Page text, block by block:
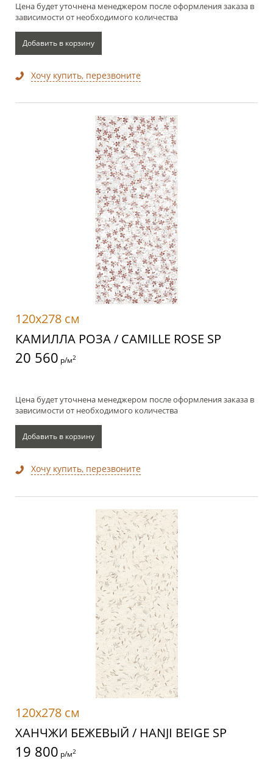
Цена будет уточнена менеджером после оформления заказа в
зависимости от необходимого количества
Добавить в корзину
Хочу купить, перезвоните
120x278 см
КАМИЛЛА РОЗА / CAMILLE ROSE SP
20 560 р/м2
Цена будет уточнена менеджером после оформления заказа в
зависимости от необходимого количества
Добавить в корзину
Хочу купить, перезвоните
120x278 см
ХАНЧЖИ БЕЖЕВЫЙ / HANJI BEIGE SP
19 800 р/м2